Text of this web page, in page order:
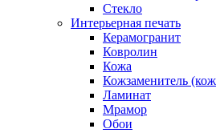
Стекло
Интерьерная печать
Керамогранит
Ковролин
Кожа
Кожзаменитель
Ламинат
Мрамор
Обои